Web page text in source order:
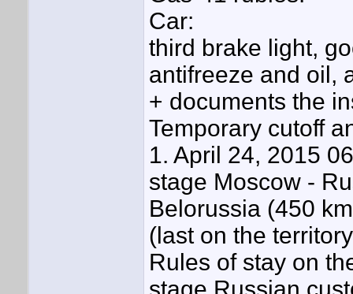
Car:
third brake light,
antifreeze and oil,
+ documents the
Temporary cutoff
1. April 24, 2015
stage Moscow -
Belorussia (450
(last on the
Rules of stay on